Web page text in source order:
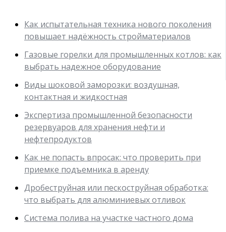
Как испытательная техника нового поколения
повышает надёжность стройматериалов
Газовые горелки для промышленных котлов: как
выбрать надежное оборудование
Виды шоковой заморозки: воздушная,
контактная и жидкостная
Экспертиза промышленной безопасности
резервуаров для хранения нефти и
нефтепродуктов
Как не попасть впросак: что проверить при
приемке подъемника в аренду
Дробеструйная или пескоструйная обработка:
что выбрать для алюминиевых отливок
Система полива на участке частного дома